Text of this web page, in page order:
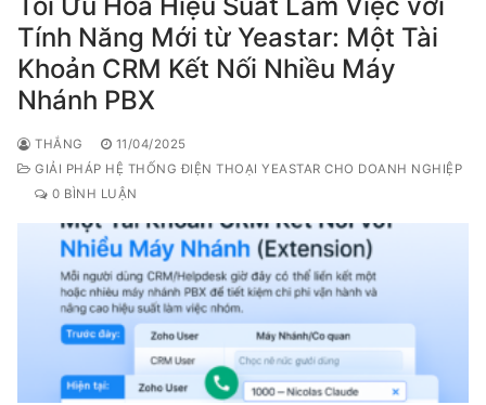
Tính Năng Mới từ Yeastar: Một Tài
Khoản CRM Kết Nối Nhiều Máy
Nhánh PBX
THẮNG
11/04/2025
GIẢI PHÁP HỆ THỐNG ĐIỆN THOẠI YEASTAR CHO DOANH NGHIỆP
0 BÌNH LUẬN